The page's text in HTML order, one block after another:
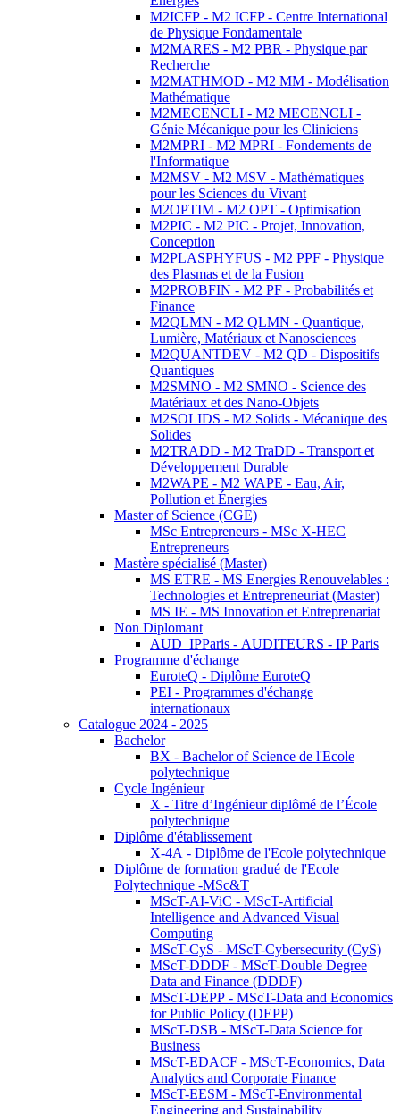
M2ICFP - M2 ICFP - Centre International
de Physique Fondamentale
M2MARES - M2 PBR - Physique par
Recherche
M2MATHMOD - M2 MM - Modélisation
Mathématique
M2MECENCLI - M2 MECENCLI -
Génie Mécanique pour les Cliniciens
M2MPRI - M2 MPRI - Fondements de
l'Informatique
M2MSV - M2 MSV - Mathématiques
pour les Sciences du Vivant
M2OPTIM - M2 OPT - Optimisation
M2PIC - M2 PIC - Projet, Innovation,
Conception
M2PLASPHYFUS - M2 PPF - Physique
des Plasmas et de la Fusion
M2PROBFIN - M2 PF - Probabilités et
Finance
M2QLMN - M2 QLMN - Quantique,
Lumière, Matériaux et Nanosciences
M2QUANTDEV - M2 QD - Dispositifs
Quantiques
M2SMNO - M2 SMNO - Science des
Matériaux et des Nano-Objets
M2SOLIDS - M2 Solids - Mécanique des
Solides
M2TRADD - M2 TraDD - Transport et
Développement Durable
M2WAPE - M2 WAPE - Eau, Air,
Pollution et Énergies
Master of Science (CGE)
MSc Entrepreneurs - MSc X-HEC
Entrepreneurs
Mastère spécialisé (Master)
MS ETRE - MS Energies Renouvelables :
Technologies et Entrepreneuriat (Master)
MS IE - MS Innovation et Entreprenariat
Non Diplomant
AUD_IPParis - AUDITEURS - IP Paris
Programme d'échange
EuroteQ - Diplôme EuroteQ
PEI - Programmes d'échange
internationaux
Catalogue 2024 - 2025
Bachelor
BX - Bachelor of Science de l'Ecole
polytechnique
Cycle Ingénieur
X - Titre d’Ingénieur diplômé de l’École
polytechnique
Diplôme d'établissement
X-4A - Diplôme de l'Ecole polytechnique
Diplôme de formation gradué de l'Ecole
Polytechnique -MSc&T
MScT-AI-ViC - MScT-Artificial
Intelligence and Advanced Visual
Computing
MScT-CyS - MScT-Cybersecurity (CyS)
MScT-DDDF - MScT-Double Degree
Data and Finance (DDDF)
MScT-DEPP - MScT-Data and Economics
for Public Policy (DEPP)
MScT-DSB - MScT-Data Science for
Business
MScT-EDACF - MScT-Economics, Data
Analytics and Corporate Finance
MScT-EESM - MScT-Environmental
Engineering and Sustainability